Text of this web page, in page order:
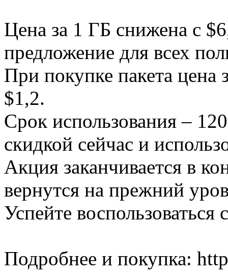
Цена за 1 ГБ снижена с
предложение для всех
При покупке пакета цена
$1,2.
Срок использования –
скидкой сейчас и
Акция заканчивается в
вернутся на прежний
Успейте
Подробнее и покупка: